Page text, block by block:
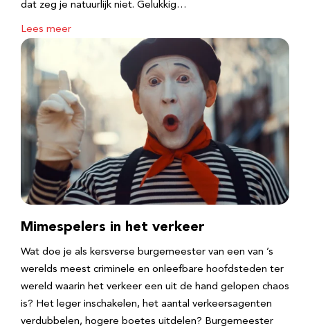
dat zeg je natuurlijk niet. Gelukkig…
Lees meer
Mimespelers in het verkeer
Wat doe je als kersverse burgemeester van een van ’s
werelds meest criminele en onleefbare hoofdsteden ter
wereld waarin het verkeer een uit de hand gelopen chaos
is? Het leger inschakelen, het aantal verkeersagenten
verdubbelen, hogere boetes uitdelen? Burgemeester